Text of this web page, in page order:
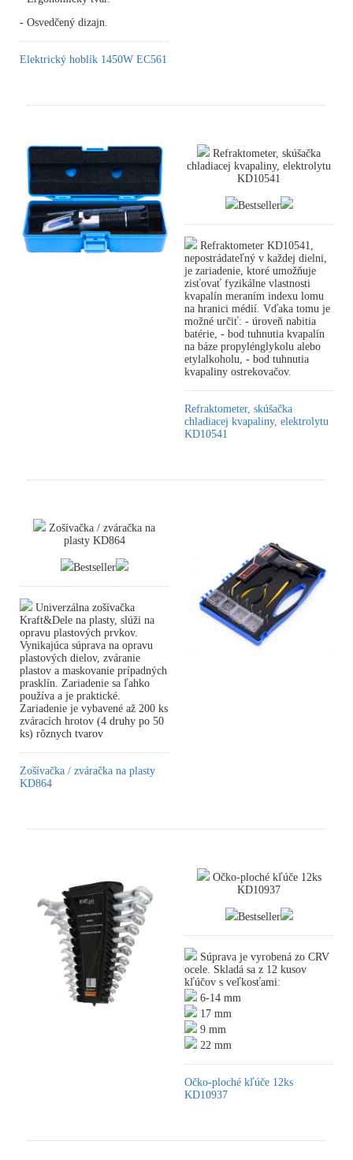
- Osvedčený dizajn.
Elektrický hoblík 1450W EC561
Refraktometer, skúšačka
chladiacej kvapaliny, elektrolytu
KD10541
Bestseller
Refraktometer KD10541,
nepostrádateľný v každej dielni,
je zariadenie, ktoré umožňuje
zisťovať fyzikálne vlastnosti
kvapalín meraním indexu lomu
na hranici médií. Vďaka tomu je
možné určiť: - úroveň nabitia
batérie, - bod tuhnutia kvapalín
na báze propylénglykolu alebo
etylalkoholu, - bod tuhnutia
kvapaliny ostrekovačov.
Refraktometer, skúšačka
chladiacej kvapaliny, elektrolytu
KD10541
Zošívačka / zváračka na
plasty KD864
Bestseller
Univerzálna zošívačka
Kraft&Dele na plasty, slúži na
opravu plastových prvkov.
Vynikajúca súprava na opravu
plastových dielov, zváranie
plastov a maskovanie prípadných
prasklín. Zariadenie sa ľahko
používa a je praktické.
Zariadenie je vybavené až 200 ks
zváracích hrotov (4 druhy po 50
ks) rôznych tvarov
Zošívačka / zváračka na plasty
KD864
Očko-ploché kľúče 12ks
KD10937
Bestseller
Súprava je vyrobená zo CRV
ocele. Skladá sa z 12 kusov
kľúčov s veľkosťami:
6-14 mm
17 mm
9 mm
22 mm
Očko-ploché kľúče 12ks
KD10937